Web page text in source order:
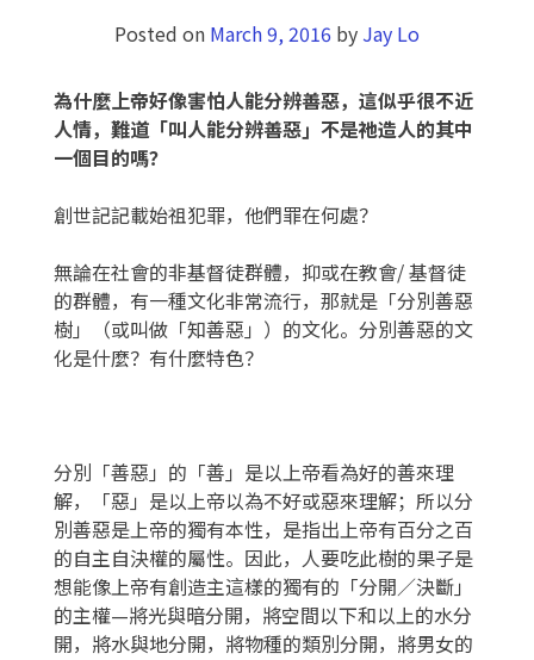
Posted on March 9, 2016by Jay Lo
為什麼上帝好像害怕人能分辨善惡， 這似乎很不近
人情， 難道「叫人能分辨善惡」不是祂造人的其中
一個目的嗎？
創世記記載始祖犯罪，他們罪在何處？
無論在社會的非基督徒群體，抑或在教會/ 基督徒
的群體，有一種文化非常流行，那就是「分別善惡
樹」（或叫做「知善惡」）的文化。分別善惡的文
化是什麼？有什麼特色？
分別「善惡」的「善」是以上帝看為好的善來理
解，「惡」是以上帝以為不好或惡來理解；所以分
別善惡是上帝的獨有本性，是指出上帝有百分之百
的自主自決權的屬性。因此，人要吃此樹的果子是
想能像上帝有創造主這樣的獨有的「分開／決斷」
的主權—將光與暗分開，將空間以下和以上的水分
開，將水與地分開，將物種的類別分開，將男女的